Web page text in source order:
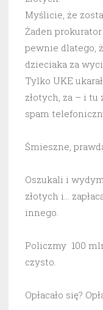
Myślicie, że
Żaden
pewnie dlatego,
dzieciaka za
Tylko UKE
złotych, za – i
spam
Śmieszne,
Oszukali i
złotych i…
innego.
Policzmy 100
czysto.
Opłacało się?